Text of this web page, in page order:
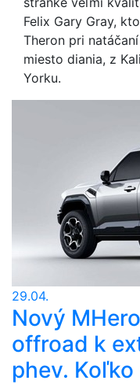
Felix Gary Gray,
Theron pri
miesto diania, z
Yorku.
29.04.
Nový
offroad k
phev. Koľko